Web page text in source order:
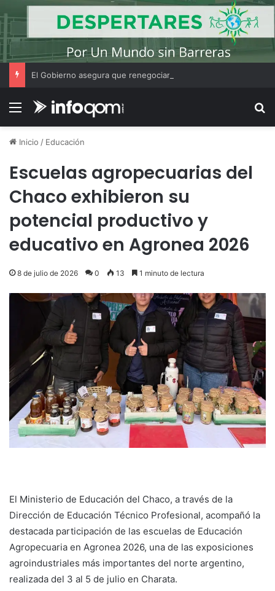
Menú
Inicio / Educación
Escuelas agropecuarias del
Chaco exhibieron su
potencial productivo y
educativo en Agronea 2026
8 de julio de 2026 0 13 1 minuto de lectura
El Ministerio de Educación del Chaco, a través de la
Dirección de Educación Técnico Profesional, acompañó la
destacada participación de las escuelas de Educación
Agropecuaria en Agronea 2026, una de las exposiciones
agroindustriales más importantes del norte argentino,
realizada del 3 al 5 de julio en Charata.